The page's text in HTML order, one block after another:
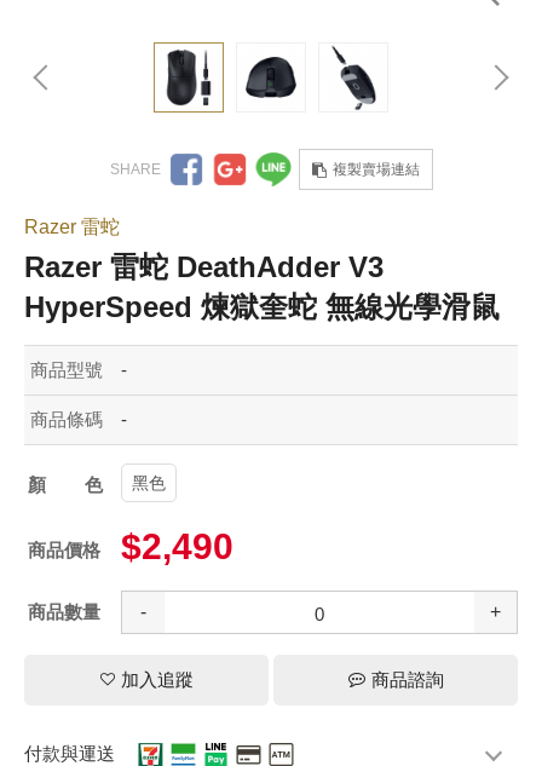
複製賣場連結
Razer 雷蛇
Razer 雷蛇 DeathAdder V3
HyperSpeed 煉獄奎蛇 無線光學滑鼠
商品型號 -
商品條碼 -
顏色黑色
商品價格 $2,490
商品數量 - +
加入追蹤 商品諮詢
付款與運送